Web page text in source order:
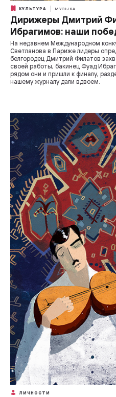
КУЛЬТУРА МУЗЫКА
Дирижеры Дмитрий
Ибрагимов: наши
На недавнем Международном
Светланова в Париже лидеры
белгородец Дмитрий Филатов
своей работы, бакинец Фуад
рядом они и пришли к финалу,
нашему журналу дали вдвоем.
ЛИЧНОСТИ